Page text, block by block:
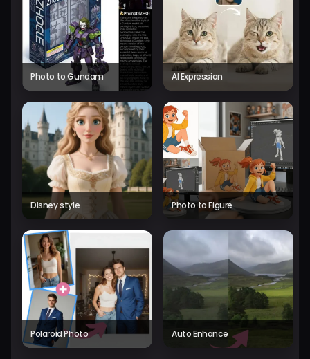
Photo to Gundam AI Expression
Disney style Photo to Figure
Polaroid Photo Auto Enhance